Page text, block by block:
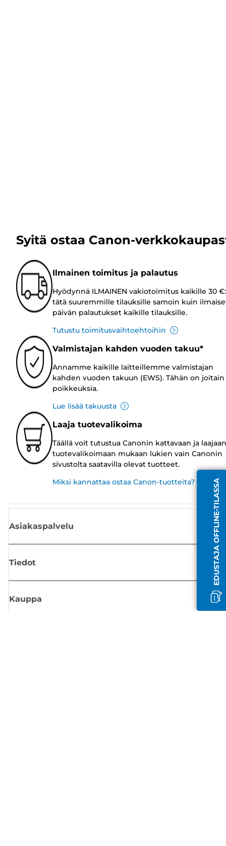
EDUSTAJA OFFLINE-TILASSA
Syitä ostaa Canon-
Ilmainen toimitus ja palautus
Hyödynnä ILMAINEN vakiotoimitus kaikille 30
tätä suuremmille tilauksille samoin kuin
päivän palautukset kaikille tilauksille.
Tutustu toimitusvaihtoehtoihin
Valmistajan kahden vuoden takuu*
Annamme kaikille laitteillemme valmistajan
kahden vuoden takuun (EWS). Tähän on joitain
poikkeuksia.
Lue lisää takuusta
Laaja tuotevalikoima
Täällä voit tutustua Canonin kattavaan ja laajaan
tuotevalikoimaan mukaan lukien vain Canonin
sivustolta saatavilla olevat tuotteet.
Miksi kannattaa ostaa Canon-tuotteita?
Asiakaspalvelu
Tiedot
Kauppa